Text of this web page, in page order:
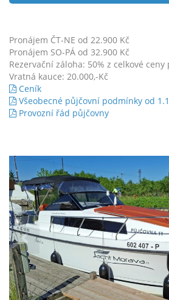
Pronájem ČT-NE od 22.900 Kč
Pronájem SO-PÁ od 32.900 Kč
Rezervační záloha: 50% z celkové
Vratná kauce: 20.000,-Kč
Ceník
Všeobecné půjčovní podmínky od
Provozní řád půjčovny